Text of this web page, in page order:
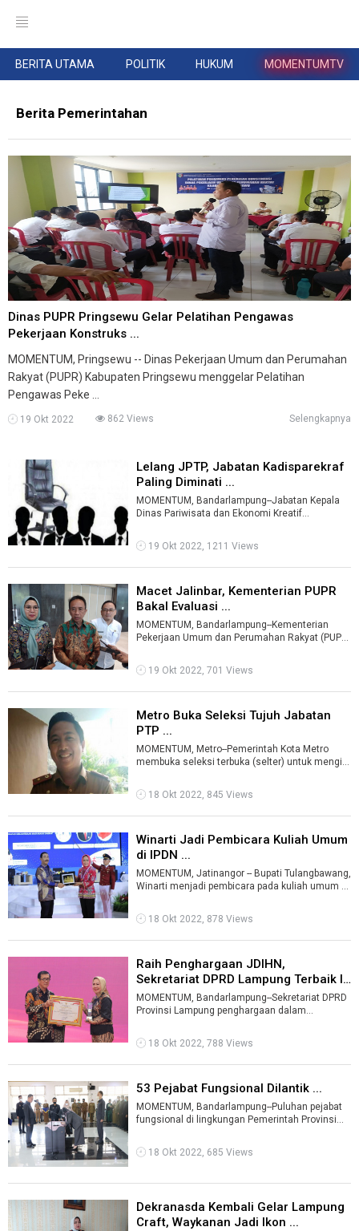
BERITA UTAMA POLITIK HUKUM MOMENTUMTV
Berita Pemerintahan
Dinas PUPR Pringsewu Gelar Pelatihan Pengawas
Pekerjaan Konstruks ...
MOMENTUM, Pringsewu -- Dinas Pekerjaan Umum dan Perumahan
Rakyat (PUPR) Kabupaten Pringsewu menggelar Pelatihan
Pengawas Peke ...
19 Okt 2022 862 Views Selengkapnya
Lelang JPTP, Jabatan Kadisparekraf
Paling Diminati ...
MOMENTUM, Bandarlampung--Jabatan Kepala
Dinas Pariwisata dan Ekonomi Kreatif
diminati.Ber ...
19 Okt 2022, 1211 Views
Macet Jalinbar, Kementerian PUPR
Bakal Evaluasi ...
MOMENTUM, Bandarlampung--Kementerian
Pekerjaan Umum dan Perumahan Rakyat (PUPR)
19 Okt 2022, 701 Views
Metro Buka Seleksi Tujuh Jabatan
PTP ...
MOMENTUM, Metro--Pemerintah Kota Metro
membuka seleksi terbuka (selter) untuk mengisi
18 Okt 2022, 845 Views
Winarti Jadi Pembicara Kuliah Umum
di IPDN ...
MOMENTUM, Jatinangor -- Bupati Tulangbawang,
Winarti menjadi pembicara pada kuliah umum di
18 Okt 2022, 878 Views
Raih Penghargaan JDIHN,
Sekretariat DPRD Lampung Terbaik I
...
MOMENTUM, Bandarlampung--Sekretariat DPRD
Provinsi Lampung penghargaan dalam
Informasi H ...
18 Okt 2022, 788 Views
53 Pejabat Fungsional Dilantik ...
MOMENTUM, Bandarlampung--Puluhan pejabat
fungsional di lingkungan Pemerintah Provinsi
18 Okt 2022, 685 Views
Dekranasda Kembali Gelar Lampung
Craft, Waykanan Jadi Ikon ...